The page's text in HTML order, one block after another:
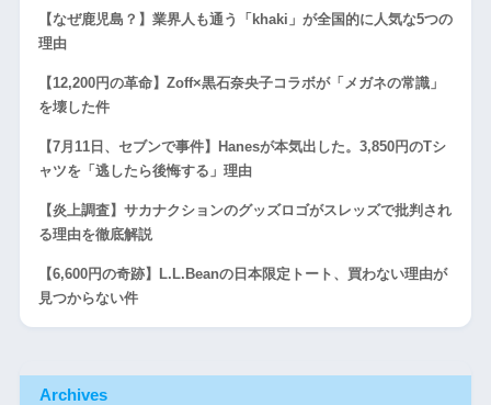
【なぜ鹿児島？】業界人も通う「khaki」が全国的に人気な5つの
理由
【12,200円の革命】Zoff×黒石奈央子コラボが「メガネの常識」
を壊した件
【7月11日、セブンで事件】Hanesが本気出した。3,850円のTシ
ャツを「逃したら後悔する」理由
【炎上調査】サカナクションのグッズロゴがスレッズで批判され
る理由を徹底解説
【6,600円の奇跡】L.L.Beanの日本限定トート、買わない理由が
見つからない件
Archives